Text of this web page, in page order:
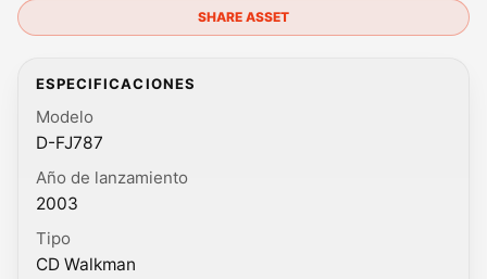
SHARE ASSET
ESPECIFICACIONES
Modelo
D-FJ787
Año de lanzamiento
2003
Tipo
CD Walkman